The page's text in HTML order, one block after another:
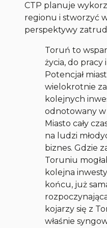
CTP planuje
regionu i stworzyć
perspektywy
Toruń to
życia, do pracy
Potencjał
wielokrotnie
kolejnych
odnotowany
Miasto cały
na ludzi
biznes. Gdzie
Toruniu
kolejna
końcu, już
kojarzy się z
właśnie